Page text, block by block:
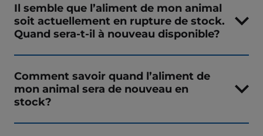
Il semble que l’aliment de mon animal
soit actuellement en rupture de stock.
Quand sera-t-il à nouveau disponible?
Comment savoir quand l’aliment de
mon animal sera de nouveau en
stock?